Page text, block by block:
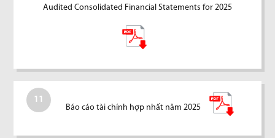
Audited Consolidated Financial Statements for 2025
11
Báo cáo tài chính hợp nhất năm 2025